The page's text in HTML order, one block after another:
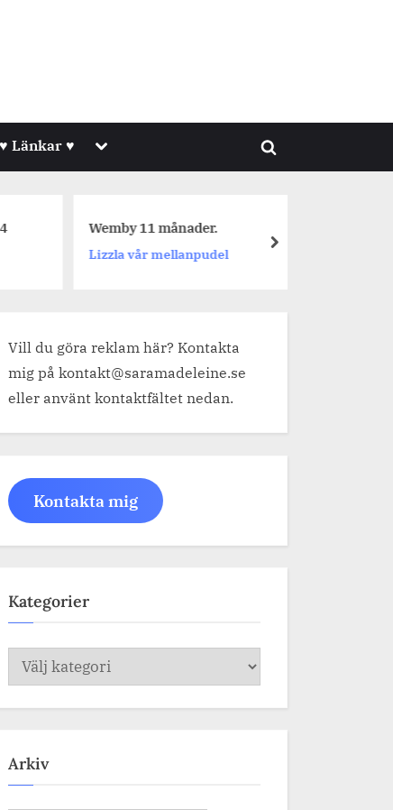
♥ Länkar ♥ Toggle
menu
Toggle
Wemby 11 månader.
Lizzla vår mellanpudel next
Vill du göra reklam här? Kontakta
mig på kontakt@saramadeleine.se
eller använt kontaktfältet nedan.
Kontakta mig
Kategorier
Kategorier
Arkiv